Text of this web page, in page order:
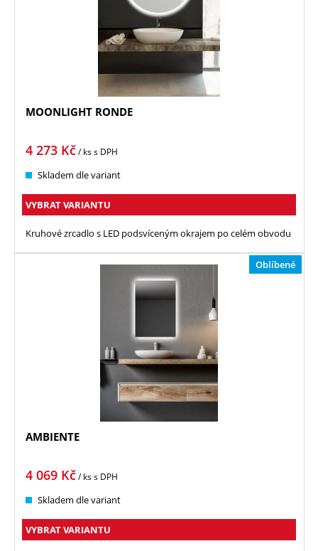
MOONLIGHT RONDE
4 273 Kč/ kss DPH
Skladem dle variant
VYBRAT VARIANTU
Kruhové zrcadlo s LED podsvíceným okrajem po celém obvodu
Oblíbené
AMBIENTE
4 069 Kč/ kss DPH
Skladem dle variant
VYBRAT VARIANTU